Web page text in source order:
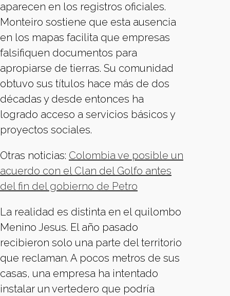
aparecen en los registros oficiales.
Monteiro sostiene que esta ausencia
en los mapas facilita que empresas
falsifiquen documentos para
apropiarse de tierras. Su comunidad
obtuvo sus títulos hace más de dos
décadas y desde entonces ha
logrado acceso a servicios básicos y
proyectos sociales.
Otras noticias: Colombia ve posible un
acuerdo con el Clan del Golfo antes
del fin del gobierno de Petro
La realidad es distinta en el quilombo
Menino Jesus. El año pasado
recibieron solo una parte del territorio
que reclaman. A pocos metros de sus
casas, una empresa ha intentado
instalar un vertedero que podría